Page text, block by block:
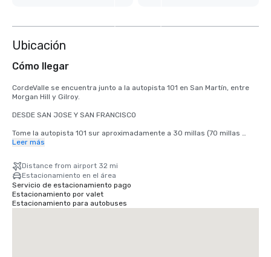
Ubicación
Cómo llegar
CordeValle se encuentra junto a la autopista 101 en San Martín, entre
Morgan Hill y Gilroy.
DESDE SAN JOSE Y SAN FRANCISCO
Tome la autopista 101 sur aproximadamente a 30 millas (70 millas
desde San Francisco) hasta la salida de la avenida San Martin. Tome la
hasta el primer semáforo (Monterey Road). Gire a la izquierda en el
semáforo hacia Monterey Road. Gire a la derecha en el siguiente
semáforo hacia Highland Avenue. Siga por Highland cruzando Santa
Teresa (señal de stop) pasando por nuestra puerta de vigilancia hacia
CordeValle.
Leer más
Distance from airport 32 mi
Estacionamiento en el área
Servicio de estacionamiento pago
Estacionamiento por valet
Estacionamiento para autobuses